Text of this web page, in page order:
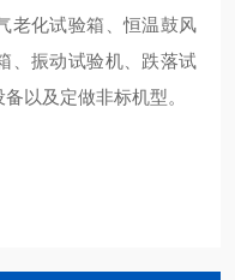
老化试验箱、恒温鼓风
、振动试验机、跌落试
以及定做非标机型。